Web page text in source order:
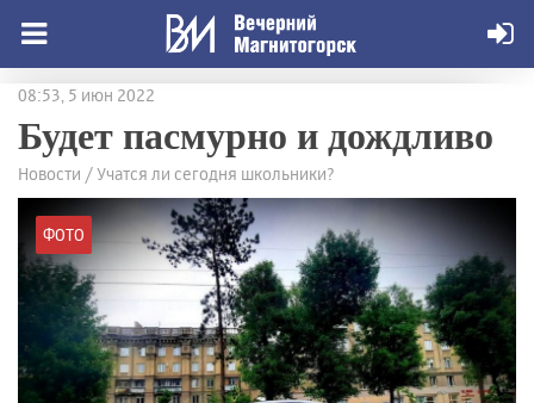
08:53, 5 июн 2022
Будет пасмурно и дождливо
Новости / Учатся ли сегодня школьники?
ФОТО